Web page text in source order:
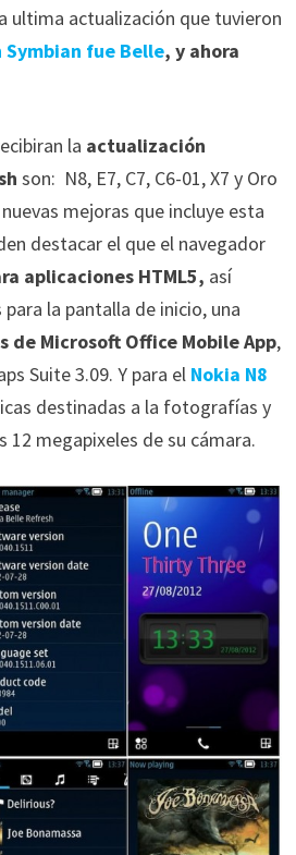
ultima actualización que tuvieron
fue Belle, y ahora
la actualización
son: N8, E7, C7, C6-01, X7 y Oro
mejoras que incluye esta
destacar el que el navegador
aplicaciones HTML5, así
la pantalla de inicio, una
de Microsoft Office Mobile App,
Suite 3.09. Y para el Nokia N8
destinadas a la fotografías y
megapixeles de su cámara.